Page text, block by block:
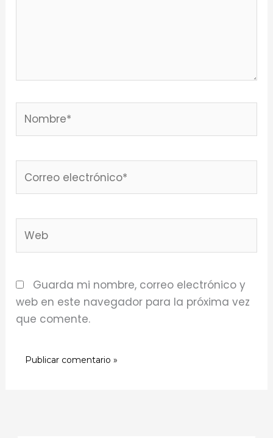
electrónico*
Guarda mi nombre, correo electrónico y
web en este navegador para la próxima vez
que comente.